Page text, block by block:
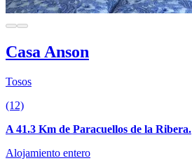
Casa Anson
Tosos
(12)
A 41.3 Km de Paracuellos de la Ribera.
Alojamiento entero